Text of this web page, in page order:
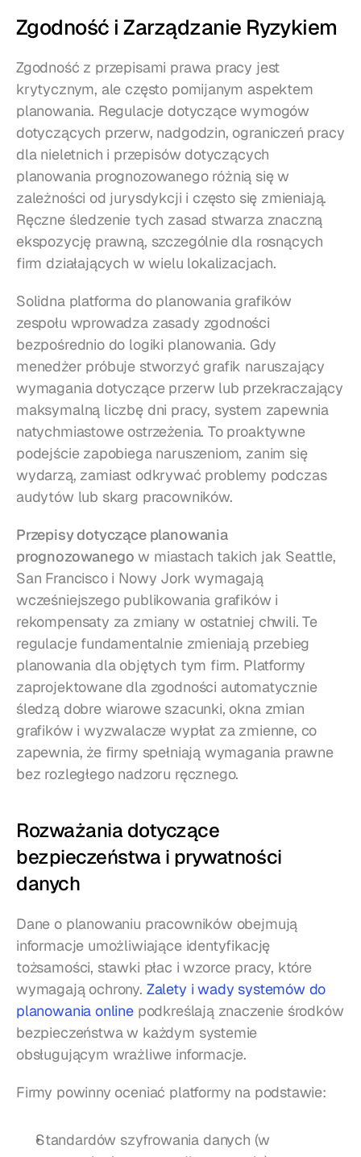
Zgodność i Zarządzanie Ryzykiem
Zgodność z przepisami prawa pracy jest
krytycznym, ale często pomijanym aspektem
planowania. Regulacje dotyczące wymogów
dotyczących przerw, nadgodzin, ograniczeń pracy
dla nieletnich i przepisów dotyczących
planowania prognozowanego różnią się w
zależności od jurysdykcji i często się zmieniają.
Ręczne śledzenie tych zasad stwarza znaczną
ekspozycję prawną, szczególnie dla rosnących
firm działających w wielu lokalizacjach.
Solidna platforma do planowania grafików
zespołu wprowadza zasady zgodności
bezpośrednio do logiki planowania. Gdy
menedżer próbuje stworzyć grafik naruszający
wymagania dotyczące przerw lub przekraczający
maksymalną liczbę dni pracy, system zapewnia
natychmiastowe ostrzeżenia. To proaktywne
podejście zapobiega naruszeniom, zanim się
wydarzą, zamiast odkrywać problemy podczas
audytów lub skarg pracowników.
Przepisy dotyczące planowania
prognozowanego w miastach takich jak Seattle,
San Francisco i Nowy Jork wymagają
wcześniejszego publikowania grafików i
rekompensaty za zmiany w ostatniej chwili. Te
regulacje fundamentalnie zmieniają przebieg
planowania dla objętych tym firm. Platformy
zaprojektowane dla zgodności automatycznie
śledzą dobre wiarowe szacunki, okna zmian
grafików i wyzwalacze wypłat za zmienne, co
zapewnia, że firmy spełniają wymagania prawne
bez rozległego nadzoru ręcznego.
Rozważania dotyczące
bezpieczeństwa i prywatności
danych
Dane o planowaniu pracowników obejmują
informacje umożliwiające identyfikację
tożsamości, stawki płac i wzorce pracy, które
wymagają ochrony. Zalety i wady systemów do
planowania online podkreślają znaczenie środków
bezpieczeństwa w każdym systemie
obsługującym wrażliwe informacje.
Firmy powinny oceniać platformy na podstawie:
Standardów szyfrowania danych (w